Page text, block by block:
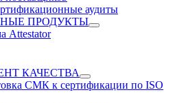
аудиты
ПРОДУКТЫ
Attestator
КАЧЕСТВА
СМК к сертификации по ISO